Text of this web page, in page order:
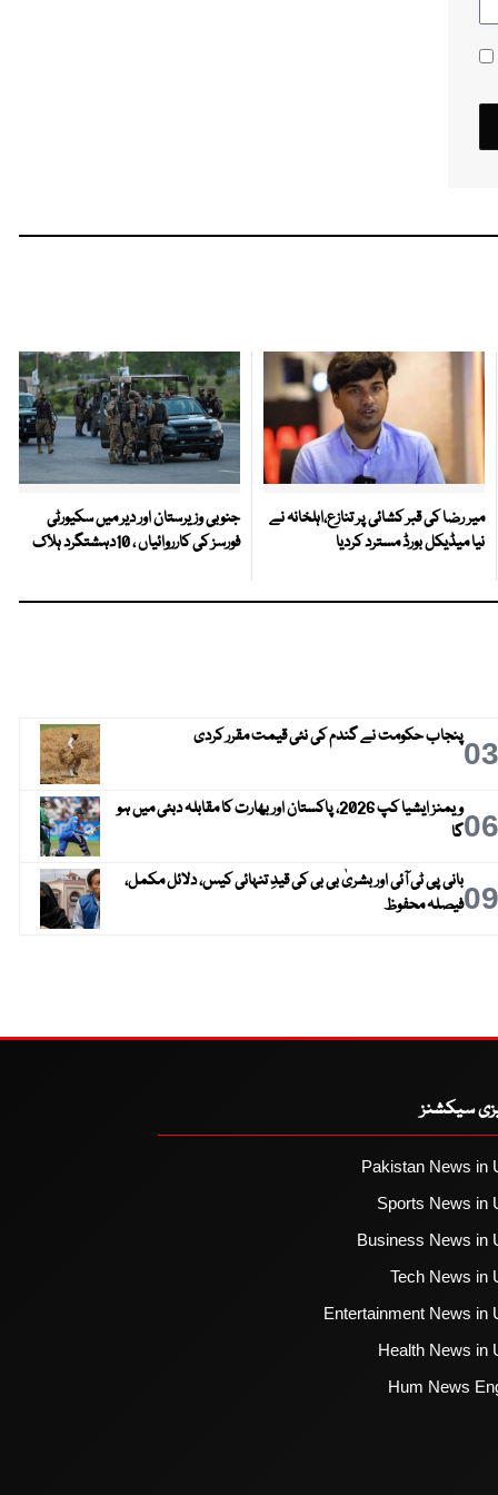
میر رضا کی قبر کشائی پر تنازع،اہلخانہ نے
نیا میڈیکل بورڈ مسترد کردیا
جنوبی وزیرستان اور دیر میں سکیورٹی
فورسز کی کارروائیاں ، 10دہشتگرد ہلاک
03پنجاب حکومت نے گندم کی نئی قیمت مقرر کردی
06
ویمنز ایشیا کپ 2026، پاکستان اور بھارت کا مقابلہ دبئی میں ہو
گا
09بانی پی ٹی آئی اور بشریٰ بی بی کی قیدِ تنہائی کیس، دلائل مکمل،
فیصلہ محفوظ
سیکشنز
Pakistan News in
Sports News in
Business News in
Tech News in
Entertainment News in
Health News in
Hum News